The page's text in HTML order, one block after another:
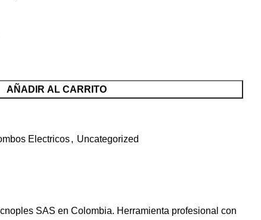
AÑADIR AL CARRITO
Electricos, Uncategorized
SAS en Colombia. Herramienta profesional con